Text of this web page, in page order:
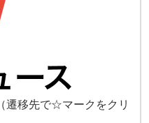
（遷移先で☆マークをクリ